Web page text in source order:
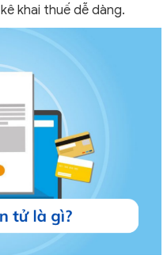
khai thuế dễ dàng.